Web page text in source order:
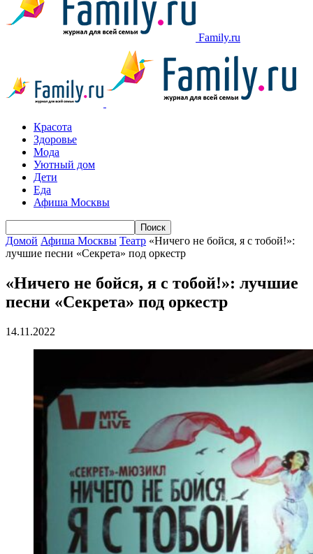
Family.ru
Красота
Здоровье
Мода
Уютный дом
Дети
Еда
Афиша Москвы
Домой Афиша Москвы Театр «Ничего не бойся, я с тобой!»:
лучшие песни «Секрета» под оркестр
«Ничего не бойся, я с тобой!»: лучшие
песни «Секрета» под оркестр
14.11.2022